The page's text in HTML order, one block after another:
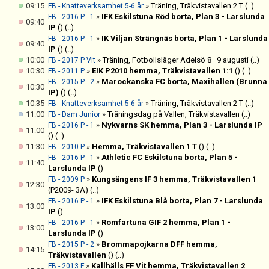
09:15 FB - Knatteverksamhet 5-6 år »Träning, Träkvistavallen 2 T (..)
09:40
FB - 2016 P - 1 » IFK Eskilstuna Röd borta, Plan 3 - Larslunda
IP () (..)
09:40
FB - 2016 P - 1 » IK Viljan Strängnäs borta, Plan 1 - Larslunda
IP () (..)
10:00 FB - 2017 P Vit »Träning, Fotbollsläger Adelsö 8–9 augusti (..)
10:30 FB - 2011 P » EIK P2010 hemma, Träkvistavallen 1:1 () (..)
10:30
FB - 2015 P - 2 » Marockanska FC borta, Maxihallen (Brunna
IP) () (..)
10:35 FB - Knatteverksamhet 5-6 år »Träning, Träkvistavallen 2 T (..)
11:00 FB - Dam Junior »Träningsdag på Vallen, Träkvistavallen (..)
11:00
FB - 2016 P - 1 » Nykvarns SK hemma, Plan 3 - Larslunda IP
() (..)
11:30 FB - 2010 P » Hemma, Träkvistavallen 1 T () (..)
11:40
FB - 2016 P - 1 » Athletic FC Eskilstuna borta, Plan 5 -
Larslunda IP ()
12:30
FB - 2009 P » Kungsängens IF 3 hemma, Träkvistavallen 1
(P2009- 3A) (..)
13:00
FB - 2016 P - 1 » IFK Eskilstuna Blå borta, Plan 7 - Larslunda
IP ()
13:00
FB - 2016 P - 1 » Romfartuna GIF 2 hemma, Plan 1 -
Larslunda IP ()
14:15
FB - 2015 P - 2 » Brommapojkarna DFF hemma,
Träkvistavallen () (..)
FB - 2013 F» Kallhälls FF Vit hemma, Träkvistavallen 2